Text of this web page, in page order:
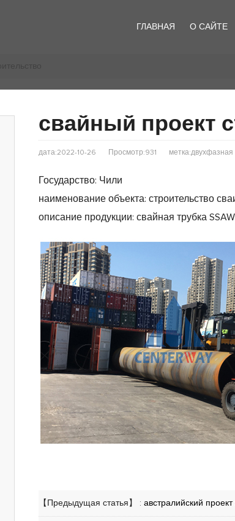
ГЛАВНАЯ О САЙТЕ
свайный проект
дата:2022-10-26 Просмотр:931
Государство: Чили
наименование объекта: строительство
описание продукции: свайная трубка
【Предыдущая статья】 : австралийский